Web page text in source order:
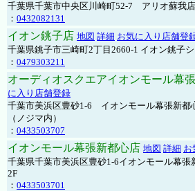
千葉県千葉市中央区川崎町52-7 アリオ蘇我
： 0432082131
イオン銚子店 地図 詳細 お気に入り店舗登
千葉県銚子市三崎町2丁目2660-1 イオン銚子
： 0479303211
オーディオスクエアイオンモール幕
に入り店舗登録
千葉市美浜区豊砂1-6 イオンモール幕張新
（ノジマ内）
： 0433503707
イオンモール幕張新都心店 地図 詳細 お
千葉県千葉市美浜区豊砂1-6イオンモール幕
2F
： 0433503701